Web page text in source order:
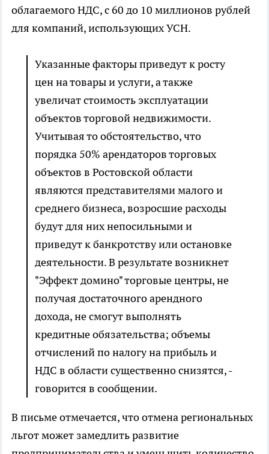
облагаемого НДС, с 60 до 10 миллионов рублей
для компаний, использующих УСН.
Указанные факторы приведут к росту
цен на товары и услуги, а также
увеличат стоимость эксплуатации
объектов торговой недвижимости.
Учитывая то обстоятельство, что
порядка 50% арендаторов торговых
объектов в Ростовской области
являются представителями малого и
среднего бизнеса, возросшие расходы
будут для них непосильными и
приведут к банкротству или остановке
деятельности. В результате возникнет
"Эффект домино" торговые центры, не
получая достаточного арендного
дохода, не смогут выполнять
кредитные обязательства; объемы
отчислений по налогу на прибыль и
НДС в области существенно снизятся, -
говорится в сообщении.
В письме отмечается, что отмена региональных
льгот может замедлить развитие